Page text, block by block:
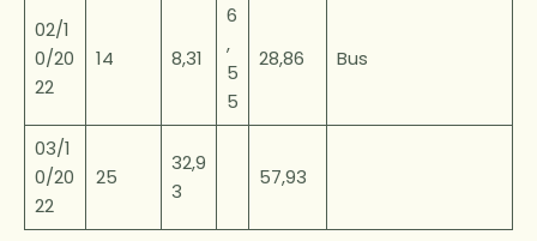
02/1
0/20
22
14 8,31
6
,
5
5
28,86 Bus
03/1
0/20
22
25
32,9
3
57,93